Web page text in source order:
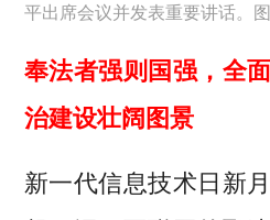
平出席会议并发表重要讲话。
奉法者强则国强，全
治建设壮阔图景
新一代信息技术日新